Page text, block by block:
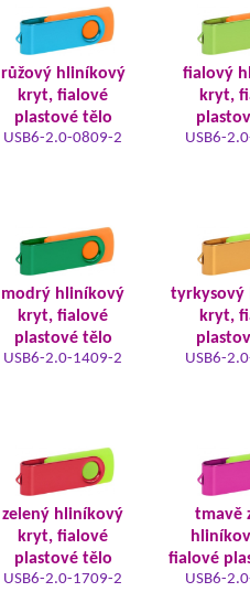
růžový hliníkový
kryt, fialové
plastové tělo
USB6-2.0-0809-2
fialový
kryt,
USB6-
modrý hliníkový
kryt, fialové
plastové tělo
USB6-2.0-1409-2
tyrkysový
kryt,
USB6-
zelený hliníkový
kryt, fialové
plastové tělo
USB6-2.0-1709-2
tmavě
fialové
USB6-